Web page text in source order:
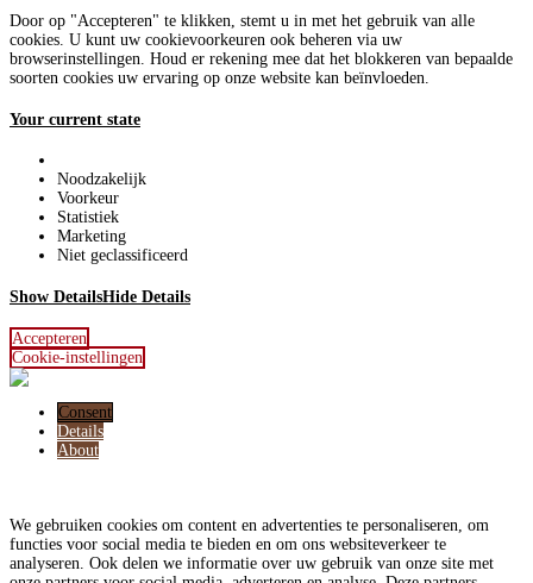
Door op "Accepteren" te klikken, stemt u in met het gebruik van alle
cookies. U kunt uw cookievoorkeuren ook beheren via uw
browserinstellingen. Houd er rekening mee dat het blokkeren van bepaalde
soorten cookies uw ervaring op onze website kan beïnvloeden.
Your current state
Noodzakelijk
Voorkeur
Statistiek
Marketing
Niet geclassificeerd
Show DetailsHide Details
Accepteren
Cookie-instellingen
Consent
Details
About
We gebruiken cookies om content en advertenties te personaliseren, om
functies voor social media te bieden en om ons websiteverkeer te
analyseren. Ook delen we informatie over uw gebruik van onze site met